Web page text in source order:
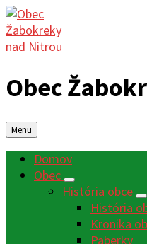
Obec
Menu
Domov
Obec
História obce
História
Kronika
Paberky